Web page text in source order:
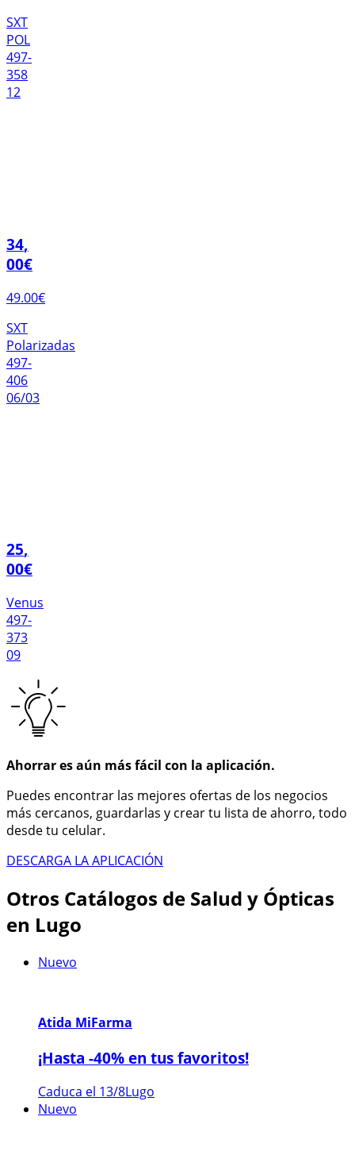
SXT
POL
497-
358
12
34,
00€
49.00€
SXT
Polarizadas
497-
406
06/03
25,
00€
Venus
497-
373
09
Ahorrar es aún más fácil con la aplicación.
Puedes encontrar las mejores ofertas de los negocios
más cercanos, guardarlas y crear tu lista de ahorro, todo
desde tu celular.
DESCARGA LA APLICACIÓN
Otros Catálogos de Salud y Ópticas
en Lugo
Nuevo
Atida MiFarma
¡Hasta -40% en tus favoritos!
Caduca el 13/8Lugo
Nuevo